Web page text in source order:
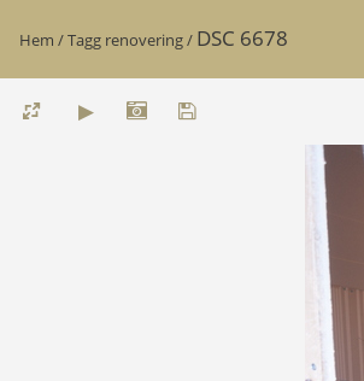
Hem /Tagg renovering/ DSC 6678